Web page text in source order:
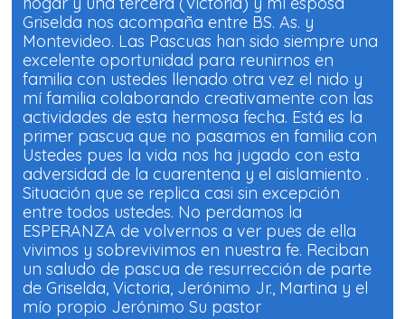
Griselda nos acompaña entre BS. As. y
Montevideo. Las Pascuas han sido siempre una
excelente oportunidad para reunirnos en
familia con ustedes llenado otra vez el nido y
mí familia colaborando creativamente con las
actividades de esta hermosa fecha. Está es la
primer pascua que no pasamos en familia con
Ustedes pues la vida nos ha jugado con esta
adversidad de la cuarentena y el aislamiento .
Situación que se replica casi sin excepción
entre todos ustedes. No perdamos la
ESPERANZA de volvernos a ver pues de ella
vivimos y sobrevivimos en nuestra fe. Reciban
un saludo de pascua de resurrección de parte
de Griselda, Victoria, Jerónimo Jr., Martina y el
mío propio Jerónimo Su pastor